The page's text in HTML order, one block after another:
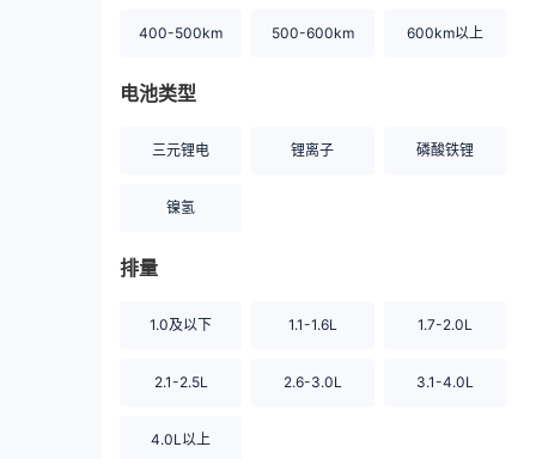
400-500km 500-600km 600km以上
电池类型
三元锂电 锂离子 磷酸铁锂
镍氢
排量
1.0及以下 1.1-1.6L 1.7-2.0L
2.1-2.5L 2.6-3.0L 3.1-4.0L
4.0L以上